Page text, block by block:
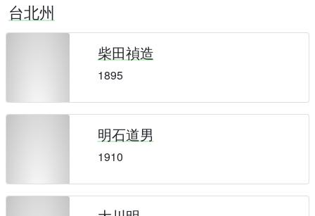
台北州
柴田禎造
1895
明石道男
1910